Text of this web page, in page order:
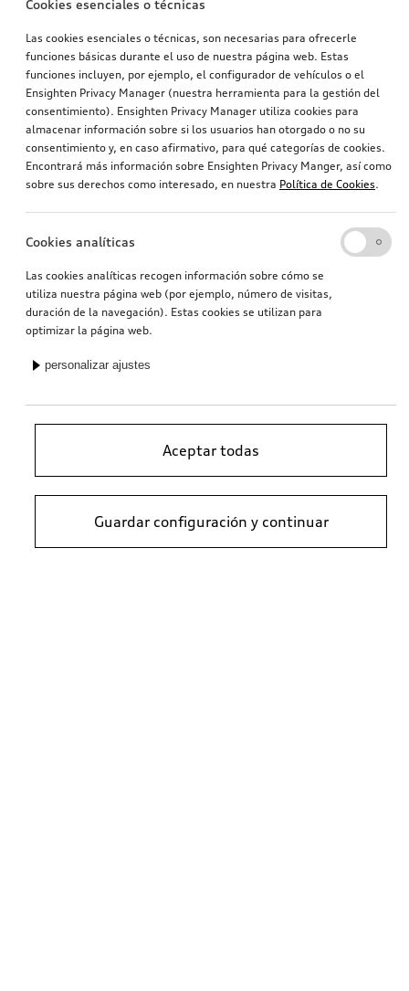
Cookies esenciales o técnicas
Las cookies esenciales o técnicas, son necesarias para ofrecerle
funciones básicas durante el uso de nuestra página web. Estas
funciones incluyen, por ejemplo, el configurador de vehículos o el
Ensighten Privacy Manager (nuestra herramienta para la gestión del
consentimiento). Ensighten Privacy Manager utiliza cookies para
almacenar información sobre si los usuarios han otorgado o no su
consentimiento y, en caso afirmativo, para qué categorías de cookies.
Encontrará más información sobre Ensighten Privacy Manger, así como
sobre sus derechos como interesado, en nuestra Política de Cookies.
Cookies analíticas
Las cookies analíticas recogen información sobre cómo se
utiliza nuestra página web (por ejemplo, número de visitas,
duración de la navegación). Estas cookies se utilizan para
optimizar la página web.
personalizar ajustes
Aceptar todas
Guardar configuración y continuar